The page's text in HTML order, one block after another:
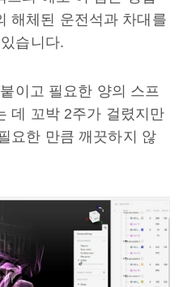
해체된 운전석과 차대를
습니다.
이고 필요한 양의 스프
데 꼬박 2주가 걸렸지만
요한 만큼 깨끗하지 않